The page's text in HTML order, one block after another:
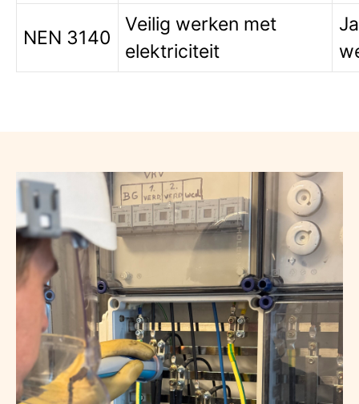
NEN 3140
Veilig werken met
elektriciteit